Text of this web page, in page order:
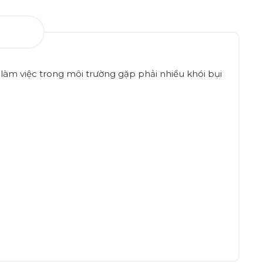
việc trong môi trường gặp phải nhiều khói bụi